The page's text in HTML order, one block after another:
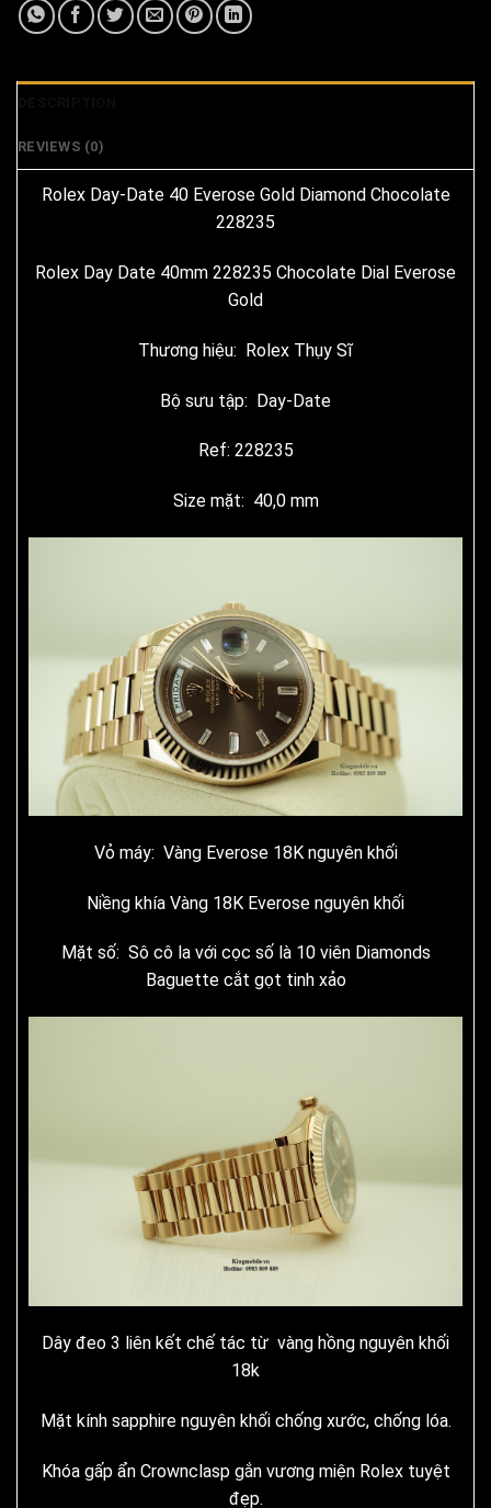
REVIEWS (0)
Rolex Day-Date 40 Everose Gold Diamond Chocolate
228235
Rolex Day Date 40mm 228235 Chocolate Dial Everose
Gold
Thương hiệu: Rolex Thụy Sĩ
Bộ sưu tập: Day-Date
Ref: 228235
Size mặt: 40,0 mm
Vỏ máy: Vàng Everose 18K nguyên khối
Niềng khía Vàng 18K Everose nguyên khối
Mặt số: Sô cô la với cọc số là 10 viên Diamonds
Baguette cắt gọt tinh xảo
Dây đeo 3 liên kết chế tác từ vàng hồng nguyên khối
18k
Mặt kính sapphire nguyên khối chống xước, chống lóa.
Khóa gấp ẩn Crownclasp gắn vương miện Rolex tuyệt
đẹp.